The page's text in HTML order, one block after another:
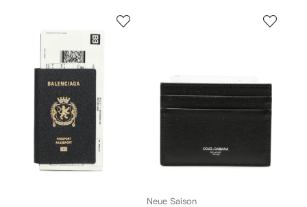
Neue Saison